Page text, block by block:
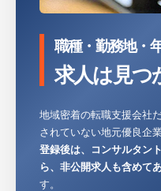
職種・勤務地・
求人は見つ
地域密着の転職支援会社
されていない地元優良企
登録後は、コンサルタン
ら、非公開求人も含めて
す。